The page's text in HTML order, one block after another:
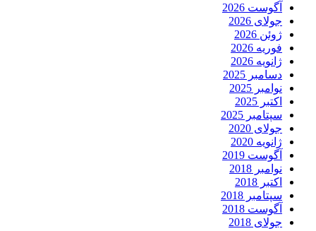
آگوست 2026
جولای 2026
ژوئن 2026
فوریه 2026
ژانویه 2026
دسامبر 2025
نوامبر 2025
اکتبر 2025
سپتامبر 2025
جولای 2020
ژانویه 2020
آگوست 2019
نوامبر 2018
اکتبر 2018
سپتامبر 2018
آگوست 2018
جولای 2018